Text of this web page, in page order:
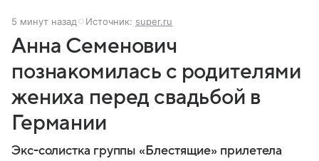
5 минут назад Источник: super.ru
Анна Семенович
познакомилась с родителями
жениха перед свадьбой в
Германии
Экс-солистка группы «Блестящие» прилетела